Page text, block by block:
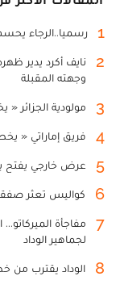
1 رسميا..الرجاء
2
نايف أكرد يدير
وجهته المقبلة
3 مولودية الجزائر
4 فريق إماراتي «
5 عرض خارجي يفتح
6 كواليس تعثر
7
مفاجأة
لجماهير الوداد
8 الوداد يقترب من